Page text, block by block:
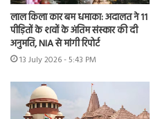
लाल किला कार बम धमाका: अदालत ने 11
पीड़ितों के शवों के अंतिम संस्कार की दी
अनुमति, NIA से मांगी रिपोर्ट
13 July 2026 - 5:43 PM